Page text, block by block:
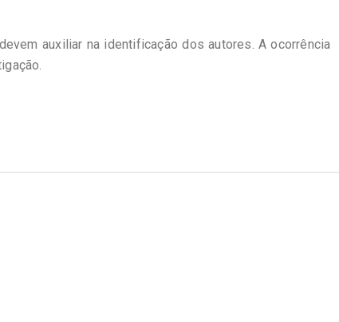
auxiliar na identificação dos autores. A ocorrência